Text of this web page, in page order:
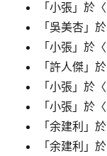
「小張 」於〈
「吳美杏 」
「小張 」於〈
「許人傑 」
「小張 」於〈
「小張 」於〈
「余建利 」
「余建利 」